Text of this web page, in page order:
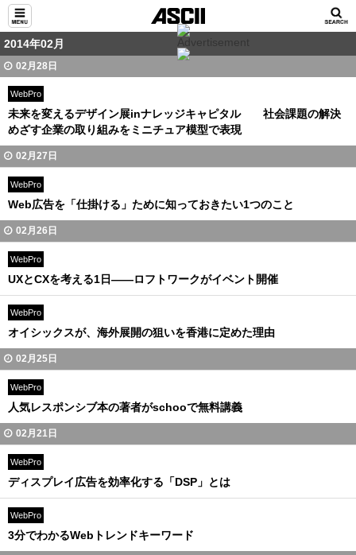
2014年02月
02月28日
WebPro
未来を変えるデザイン展inナレッジキャピタル 社会課題の解決
めざす企業の取り組みをミニチュア模型で表現
02月27日
WebPro
Web広告を「仕掛ける」ために知っておきたい1つのこと
02月26日
WebPro
UXとCXを考える1日――ロフトワークがイベント開催
WebPro
オイシックスが、海外展開の狙いを香港に定めた理由
02月25日
WebPro
人気レスポンシブ本の著者がschooで無料講義
02月21日
WebPro
ディスプレイ広告を効率化する「DSP」とは
WebPro
3分でわかるWebトレンドキーワード